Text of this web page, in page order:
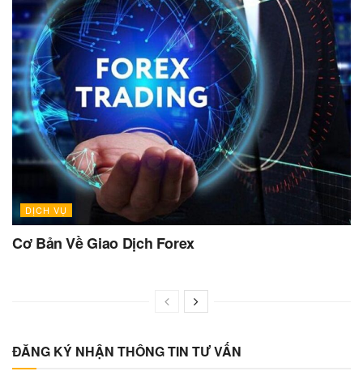
DỊCH VỤ
Cơ Bản Về Giao Dịch Forex
ĐĂNG KÝ NHẬN THÔNG TIN TƯ VẤN